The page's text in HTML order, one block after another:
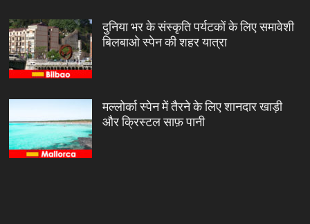
दुनिया भर के संस्कृति पर्यटकों के लिए समावेशी
बिलबाओ स्पेन की शहर यात्रा
मल्लोर्का स्पेन में तैरने के लिए शानदार खाड़ी
और क्रिस्टल साफ़ पानी